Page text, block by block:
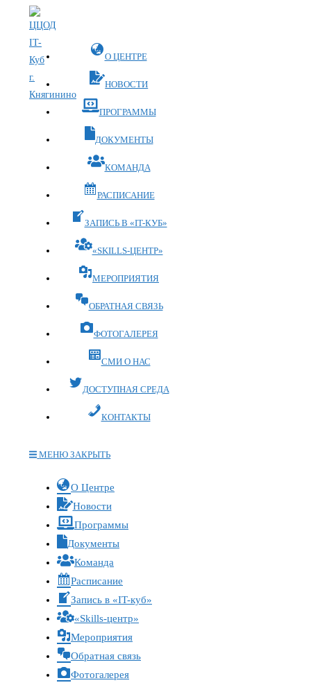
Перейти
к
содержимому
О ЦЕНТРЕ
НОВОСТИ
ПРОГРАММЫ
ДОКУМЕНТЫ
КОМАНДА
РАСПИСАНИЕ
ЗАПИСЬ В «IT-КУБ»
«SKILLS-ЦЕНТР»
МЕРОПРИЯТИЯ
ОБРАТНАЯ СВЯЗЬ
ФОТОГАЛЕРЕЯ
СМИ О НАС
ДОСТУПНАЯ СРЕДА
КОНТАКТЫ
МЕНЮ ЗАКРЫТЬ
Переключите
кнопку,
чтобы
развернуть
свернуть
меню
О Центре
Новости
Программы
Документы
Команда
Расписание
Запись в «IT-куб»
«Skills-центр»
Мероприятия
Обратная связь
Фотогалерея